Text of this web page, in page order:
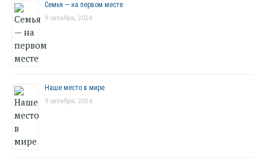
Семья — на первом месте
9 октября, 2024
Наше место в мире
9 октября, 2024